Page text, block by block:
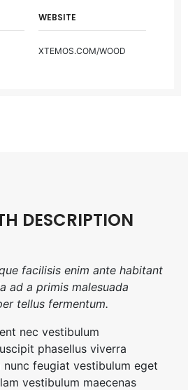
WEBSITE
XTEMOS.COM/WOOD
DESCRIPTION
facilisis enim ante habitant
ad a primis malesuada
tellus fermentum.
nec vestibulum
phasellus viverra
feugiat vestibulum eget
vestibulum maecenas